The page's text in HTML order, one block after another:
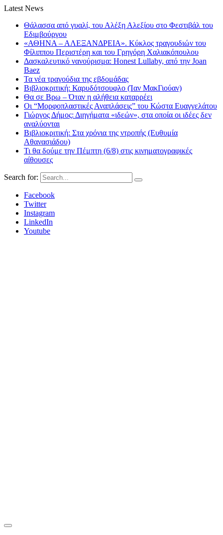
Latest News
Θάλασσα από γυαλί, του Αλέξη Αλεξίου στο Φεστιβάλ του
Εδιμβούργου
«ΑΘΗΝΑ – ΑΛΕΞΑΝΔΡΕΙΑ». Κύκλος τραγουδιών του
Φίλιππου Περιστέρη και του Γρηγόρη Χαλιακόπουλου
Δασκαλευτικό νανούρισμα: Honest Lullaby, από την Joan
Baez
Τα νέα τραγούδια της εβδομάδας
Βιβλιοκριτική: Καρυδότσουφλο (Ίαν ΜακΓιούαν)
Θα σε Βρω – Όταν η αλήθεια καταρρέει
Οι “Μορφοπλαστικές Αναπλάσεις” του Κώστα Ευαγγελάτου
Γιώργος Δήμος: Διηγήματα «ιδεών», στα οποία οι ιδέες δεν
αναλύονται
Βιβλιοκριτική: Στα χρόνια της ντροπής (Ευθυμία
Αθανασιάδου)
Τι θα δούμε την Πέμπτη (6/8) στις κινηματογραφικές
αίθουσες
Search for:
Facebook
Twitter
Instagram
LinkedIn
Youtube